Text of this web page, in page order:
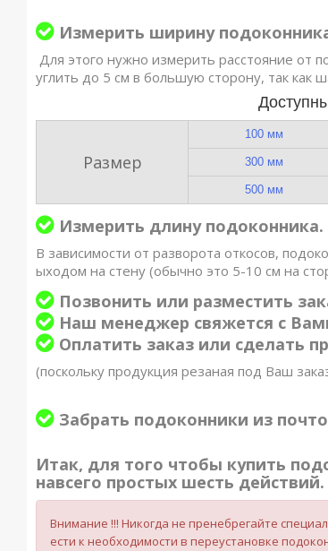
Измерить ширину
Для этого нужно измерить расстояние от
углить до 5 см в большую сторону, так как
Размер
100 мм
300 мм
500 мм
Измерить длину подоконника.
В зависимости от разворота откосов,
ыходом на стену (обычно это 5-10 см на
Позвонить или разместить
Наш менеджер свяжется с
Оплатить заказ или сделать
(поскольку продукция резаная под Ваш
Забрать подоконники из
Итак, для того чтобы купить
навсего простых шесть действий.
Внимание !!! Никогда не пренебрегайте
ести к необходимости в переустановке